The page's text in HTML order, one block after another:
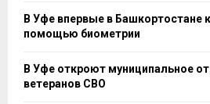
В Уфе впервые в Башкортостане
помощью биометрии
В Уфе откроют муниципальное
ветеранов СВО